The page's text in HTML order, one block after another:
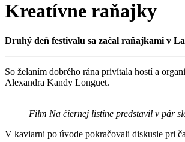
Kreatívne raňajky
Druhý deň festivalu sa začal raňajkami v
So želaním dobrého rána privítala hostí a
Alexandra Kandy Longuet.
Film Na čiernej listine predstavil v pár
V kaviarni po úvode pokračovali diskusie pri